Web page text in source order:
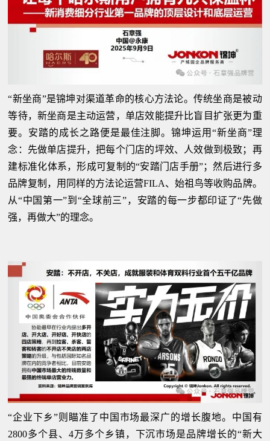
“新坐商”是锦坤对渠道革命的核心方法论。传统坐商是被动
等待，新坐商是主动运营，单店效能提升比盲目扩张更为重
要。安踏的成长之路便是最佳注脚。锦坤运用“新坐商”理
念：先做单店提升，把每个门店的坪效、人效做到极致；再
建标准化体系，形成可复制的“安踏门店手册”；然后进行多
品牌复制，用同样的方法论运营FILA、始祖鸟等收购品牌。
从“中国第一”到“全球前三”，安踏的每一步都印证了“先做
强，再做大”的理念。
“企业下乡”则瞄准了中国市场最深广的增长腹地。中国有
2800多个县、4万多个乡镇，下沉市场是品牌增长的“新大